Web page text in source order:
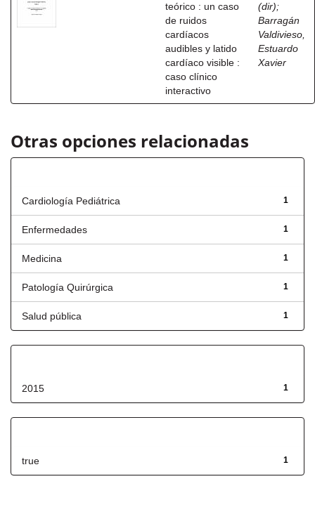
teórico : un caso
de ruidos
cardíacos
audibles y latido
cardíaco visible :
caso clínico
interactivo
(dir);
Barragán
Valdivieso,
Estuardo
Xavier
Otras opciones relacionadas
1
Cardiología Pediátrica
1
Enfermedades
1
Medicina
1
Patología Quirúrgica
1
Salud pública
1
2015
1
true